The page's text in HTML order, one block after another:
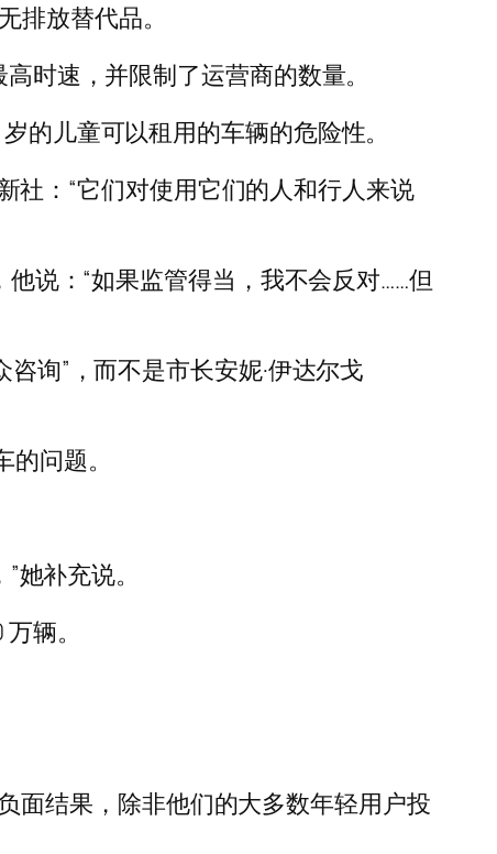
放替代品。
时速，并限制了运营商的数量。
的儿童可以租用的车辆的危险性。
社：“它们对使用它们的人和行人来说
说：“如果监管得当，我不会反对……但
询”，而不是市长安妮·伊达尔戈
问题。
补充说。
辆。
面结果，除非他们的大多数年轻用户投